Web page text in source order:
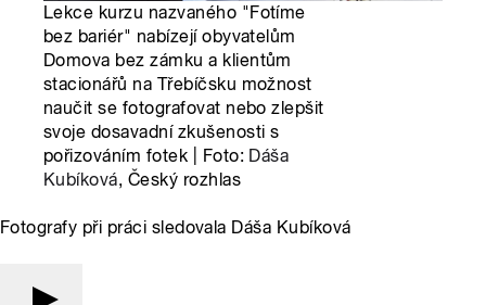
Lekce kurzu nazvaného "Fotíme
bez bariér" nabízejí obyvatelům
Domova bez zámku a klientům
stacionářů na Třebíčsku možnost
naučit se fotografovat nebo zlepšit
svoje dosavadní zkušenosti s
pořizováním fotek | Foto: Dáša
Kubíková, Český rozhlas
Fotografy při práci sledovala Dáša Kubíková